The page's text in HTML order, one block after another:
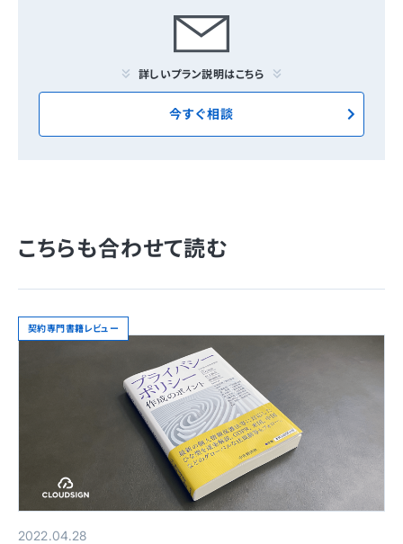
詳しいプラン説明はこちら
今すぐ相談
こちらも合わせて読む
契約専門書籍レビュー
2022.04.28